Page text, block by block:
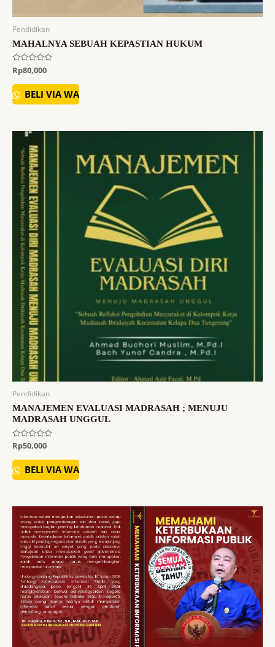
Pendidikan
MAHALNYA SEBUAH KEPASTIAN HUKUM
Dinilai
dari
5
Rp80,000
BELI VIA WA
Pendidikan
MANAJEMEN EVALUASI MADRASAH ; MENUJU
MADRASAH UNGGUL
Dinilai
dari
5
Rp50,000
BELI VIA WA